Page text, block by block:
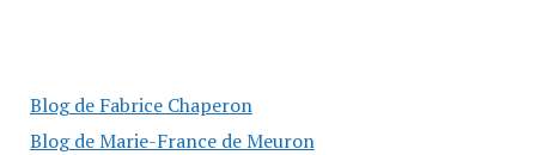
Blog de Fabrice Chaperon
Blog de Marie-France de Meuron